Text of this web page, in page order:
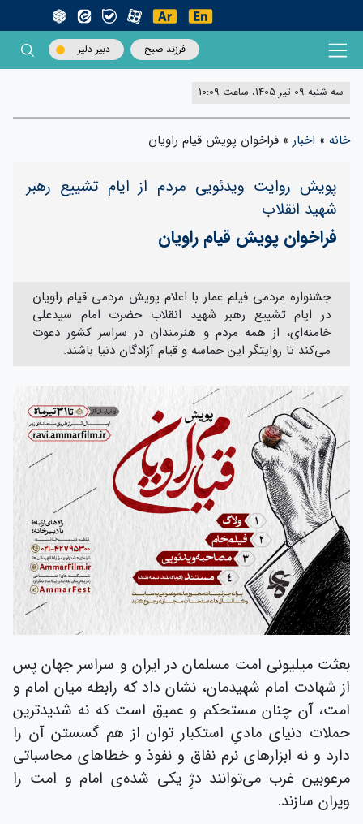
فرزند صبح دبیر دلیر
سه شنبه 09 تیر 1405، ساعت 10:09
خانه » اخبار » فراخوان پویش قیام راویان
پویش روایت ویدئویی مردم از ایام تشییع رهبر
شهید انقلاب
فراخوان پویش قیام راویان
جشنواره مردمی فیلم عمار با اعلام پویش مردمی قیام راویان
در ایام تشییع رهبر شهید انقلاب حضرت امام سیدعلی
خامنه‌ای، از همه مردم و هنرمندان در سراسر کشور دعوت
می‌کند تا روایتگر این حماسه و قیام آزادگان دنیا باشند.
بعثت میلیونی امت مسلمان در ایران و سراسر جهان پس
از شهادت امام شهیدمان، نشان داد که رابطه میان امام و
امت، آن چنان مستحکم و عمیق است که نه شدیدترین
حملات دنیای مادیِ استکبار توان از هم گسستن آن را
دارد و نه ابزارهای نرم نفاق و نفوذ و خطاهای محاسباتی
مرعوبین غرب می‌توانند دژِ یکی شده‌ی امام و امت را
ویران سازند.